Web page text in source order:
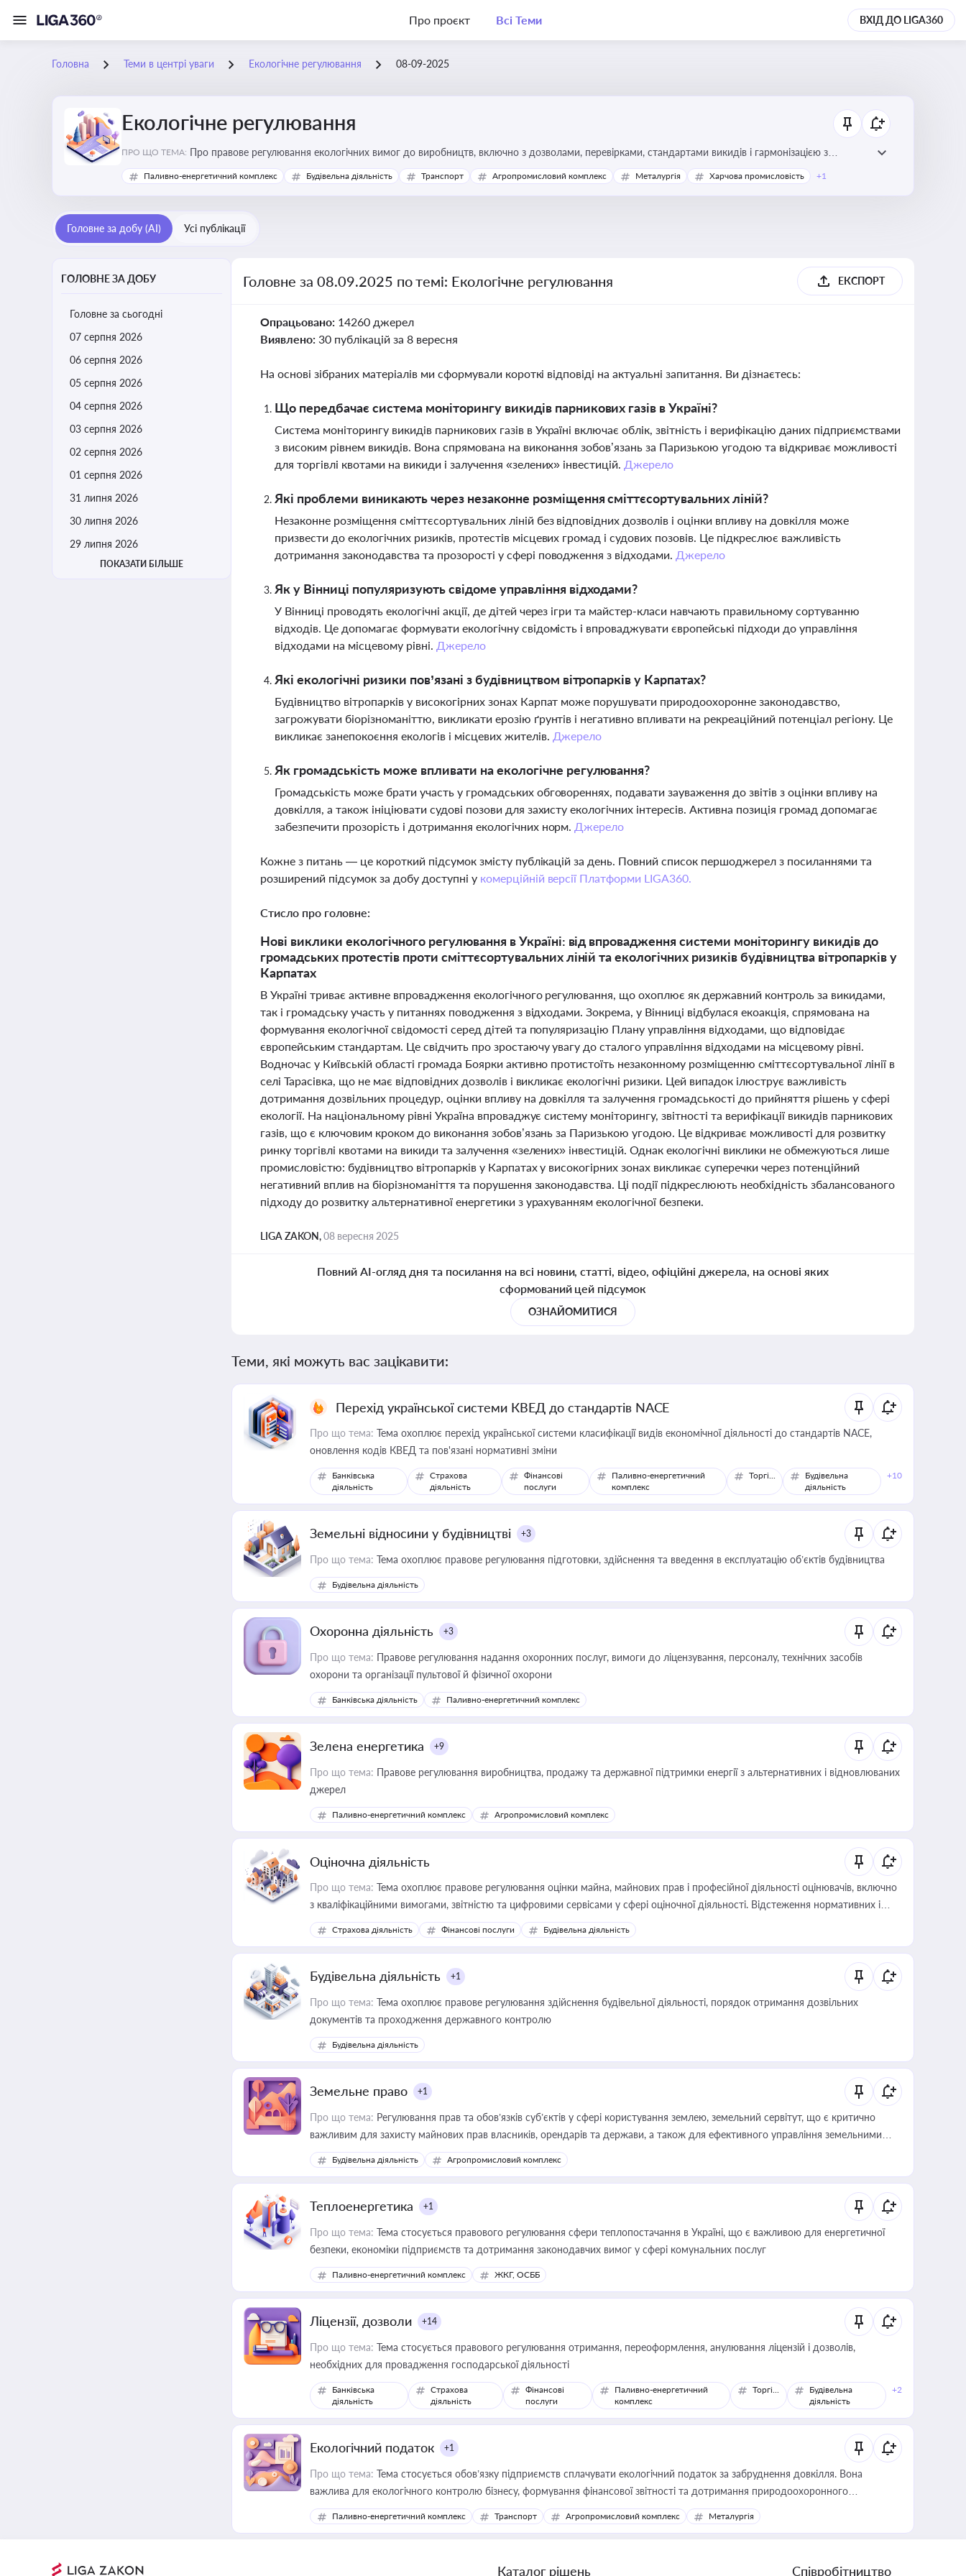
Про проєкт Всі Теми ВХІД ДО LIGA360
Головна Теми в центрі уваги Екологічне регулювання 08-09-2025
Екологічне регулювання
ПРО ЩО ТЕМА: Про правове регулювання екологічних вимог до виробництв, включно з дозволами, перевірками, стандартами викидів і гармонізацією з
європейськими нормами
Паливно-енергетичний комплекс Будівельна діяльність Транспорт Агропромисловий комплекс Металургія Харчова промисловість +1
Головне за добу (AI) Усі публікації
ГОЛОВНЕ ЗА ДОБУ
Головне за сьогодні
07 серпня 2026
06 серпня 2026
05 серпня 2026
04 серпня 2026
03 серпня 2026
02 серпня 2026
01 серпня 2026
31 липня 2026
30 липня 2026
29 липня 2026
ПОКАЗАТИ БІЛЬШЕ
Головне за 08.09.2025 по темі: Екологічне регулювання ЕКСПОРТ
Опрацьовано: 14260 джерел
Виявлено: 30 публікацій за 8 вересня
На основі зібраних матеріалів ми сформували короткі відповіді на актуальні запитання. Ви дізнаєтесь:
Що передбачає система моніторингу викидів парникових газів в Україні?
Система моніторингу викидів парникових газів в Україні включає облік, звітність і верифікацію даних підприємствами
з високим рівнем викидів. Вона спрямована на виконання зобов’язань за Паризькою угодою та відкриває можливості
для торгівлі квотами на викиди і залучення «зелених» інвестицій. Джерело
Які проблеми виникають через незаконне розміщення сміттєсортувальних ліній?
Незаконне розміщення сміттєсортувальних ліній без відповідних дозволів і оцінки впливу на довкілля може
призвести до екологічних ризиків, протестів місцевих громад і судових позовів. Це підкреслює важливість
дотримання законодавства та прозорості у сфері поводження з відходами. Джерело
Як у Вінниці популяризують свідоме управління відходами?
У Вінниці проводять екологічні акції, де дітей через ігри та майстер-класи навчають правильному сортуванню
відходів. Це допомагає формувати екологічну свідомість і впроваджувати європейські підходи до управління
відходами на місцевому рівні. Джерело
Які екологічні ризики пов’язані з будівництвом вітропарків у Карпатах?
Будівництво вітропарків у високогірних зонах Карпат може порушувати природоохоронне законодавство,
загрожувати біорізноманіттю, викликати ерозію ґрунтів і негативно впливати на рекреаційний потенціал регіону. Це
викликає занепокоєння екологів і місцевих жителів. Джерело
Як громадськість може впливати на екологічне регулювання?
Громадськість може брати участь у громадських обговореннях, подавати зауваження до звітів з оцінки впливу на
довкілля, а також ініціювати судові позови для захисту екологічних інтересів. Активна позиція громад допомагає
забезпечити прозорість і дотримання екологічних норм. Джерело
Кожне з питань — це короткий підсумок змісту публікацій за день. Повний список першоджерел з посиланнями та
розширений підсумок за добу доступні у комерційній версії Платформи LIGA360.
Стисло про головне:
Нові виклики екологічного регулювання в Україні: від впровадження системи моніторингу викидів до
громадських протестів проти сміттєсортувальних ліній та екологічних ризиків будівництва вітропарків у
Карпатах
В Україні триває активне впровадження екологічного регулювання, що охоплює як державний контроль за викидами,
так і громадську участь у питаннях поводження з відходами. Зокрема, у Вінниці відбулася екоакція, спрямована на
формування екологічної свідомості серед дітей та популяризацію Плану управління відходами, що відповідає
європейським стандартам. Це свідчить про зростаючу увагу до сталого управління відходами на місцевому рівні.
Водночас у Київській області громада Боярки активно протистоїть незаконному розміщенню сміттєсортувальної лінії в
селі Тарасівка, що не має відповідних дозволів і викликає екологічні ризики. Цей випадок ілюструє важливість
дотримання дозвільних процедур, оцінки впливу на довкілля та залучення громадськості до прийняття рішень у сфері
екології. На національному рівні Україна впроваджує систему моніторингу, звітності та верифікації викидів парникових
газів, що є ключовим кроком до виконання зобов’язань за Паризькою угодою. Це відкриває можливості для розвитку
ринку торгівлі квотами на викиди та залучення «зелених» інвестицій. Однак екологічні виклики не обмежуються лише
промисловістю: будівництво вітропарків у Карпатах у високогірних зонах викликає суперечки через потенційний
негативний вплив на біорізноманіття та порушення законодавства. Ці події підкреслюють необхідність збалансованого
підходу до розвитку альтернативної енергетики з урахуванням екологічної безпеки.
LIGA ZAKON,08 вересня 2025
Повний AI-огляд дня та посилання на всі новини, статті, відео, офіційні джерела, на основі яких
сформований цей підсумок
ОЗНАЙОМИТИСЯ
Теми, які можуть вас зацікавити:
Перехід української системи КВЕД до стандартів NACE
Про що тема: Тема охоплює перехід української системи класифікації видів економічної діяльності до стандартів NACE,
оновлення кодів КВЕД та пов'язані нормативні зміни
Банківська
діяльність
Страхова
діяльність
Фінансові
послуги
Паливно-енергетичний
комплекс
Торгівля
Будівельна
діяльність
+10
Земельні відносини у будівництві +3
Про що тема: Тема охоплює правове регулювання підготовки, здійснення та введення в експлуатацію об’єктів будівництва
Будівельна діяльність
Охоронна діяльність +3
Про що тема: Правове регулювання надання охоронних послуг, вимоги до ліцензування, персоналу, технічних засобів
охорони та організації пультової й фізичної охорони
Банківська діяльність Паливно-енергетичний комплекс
Зелена енергетика +9
Про що тема: Правове регулювання виробництва, продажу та державної підтримки енергії з альтернативних і відновлюваних
джерел
Паливно-енергетичний комплекс Агропромисловий комплекс
Оціночна діяльність
Про що тема: Тема охоплює правове регулювання оцінки майна, майнових прав і професійної діяльності оцінювачів, включно
з кваліфікаційними вимогами, звітністю та цифровими сервісами у сфері оціночної діяльності. Відстеження нормативних і
медійних змін у цій сфері корисне для власника бізнесу, керівника, юриста або бухгалтера під час оподаткування,
приватизації, оренди державного майна, корпоративних угод і перевірки статусу суб'єктів оціночної діяльності
Страхова діяльність Фінансові послуги Будівельна діяльність
Будівельна діяльність +1
Про що тема: Тема охоплює правове регулювання здійснення будівельної діяльності, порядок отримання дозвільних
документів та проходження державного контролю
Будівельна діяльність
Земельне право +1
Про що тема: Регулювання прав та обов’язків суб’єктів у сфері користування землею, земельний сервітут, що є критично
важливим для захисту майнових прав власників, орендарів та держави, а також для ефективного управління земельними
ресурсами
Будівельна діяльність Агропромисловий комплекс
Теплоенергетика +1
Про що тема: Тема стосується правового регулювання сфери теплопостачання в Україні, що є важливою для енергетичної
безпеки, економіки підприємств та дотримання законодавчих вимог у сфері комунальних послуг
Паливно-енергетичний комплекс ЖКГ, ОСББ
Ліцензії, дозволи +14
Про що тема: Тема стосується правового регулювання отримання, переоформлення, анулювання ліцензій і дозволів,
необхідних для провадження господарської діяльності
Банківська
діяльність
Страхова
діяльність
Фінансові
послуги
Паливно-енергетичний
комплекс
Торгівля
Будівельна
діяльність
+2
Екологічний податок +1
Про що тема: Тема стосується обов’язку підприємств сплачувати екологічний податок за забруднення довкілля. Вона
важлива для екологічного контролю бізнесу, формування фінансової звітності та дотримання природоохоронного
законодавства
Паливно-енергетичний комплекс Транспорт Агропромисловий комплекс Металургія
Каталог рішень Співробітництво